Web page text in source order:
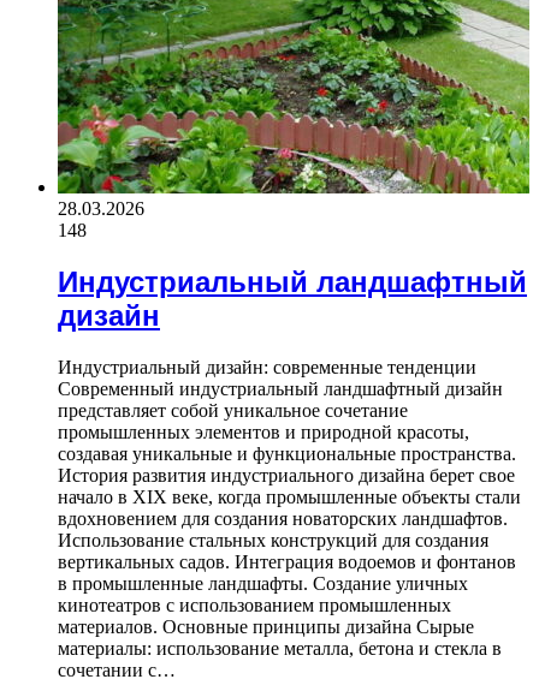
28.03.2026
148
Индустриальный ландшафтный
дизайн
Индустриальный дизайн: современные тенденции
Современный индустриальный ландшафтный дизайн
представляет собой уникальное сочетание
промышленных элементов и природной красоты,
создавая уникальные и функциональные пространства.
История развития индустриального дизайна берет свое
начало в XIX веке, когда промышленные объекты стали
вдохновением для создания новаторских ландшафтов.
Использование стальных конструкций для создания
вертикальных садов. Интеграция водоемов и фонтанов
в промышленные ландшафты. Создание уличных
кинотеатров с использованием промышленных
материалов. Основные принципы дизайна Сырые
материалы: использование металла, бетона и стекла в
сочетании с…